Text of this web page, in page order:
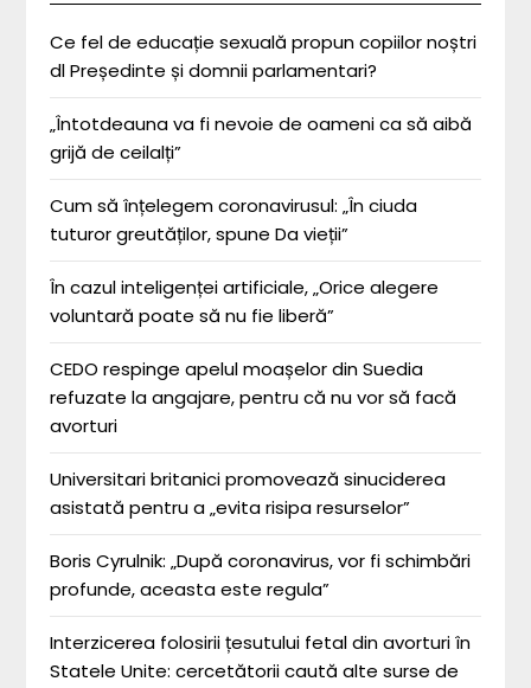
Ce fel de educație sexuală propun copiilor noștri
dl Președinte și domnii parlamentari?
„Întotdeauna va fi nevoie de oameni ca să aibă
grijă de ceilalți”
Cum să înțelegem coronavirusul: „În ciuda
tuturor greutăților, spune Da vieții”
În cazul inteligenței artificiale, „Orice alegere
voluntară poate să nu fie liberă”
CEDO respinge apelul moașelor din Suedia
refuzate la angajare, pentru că nu vor să facă
avorturi
Universitari britanici promovează sinuciderea
asistată pentru a „evita risipa resurselor”
Boris Cyrulnik: „După coronavirus, vor fi schimbări
profunde, aceasta este regula”
Interzicerea folosirii țesutului fetal din avorturi în
Statele Unite: cercetătorii caută alte surse de